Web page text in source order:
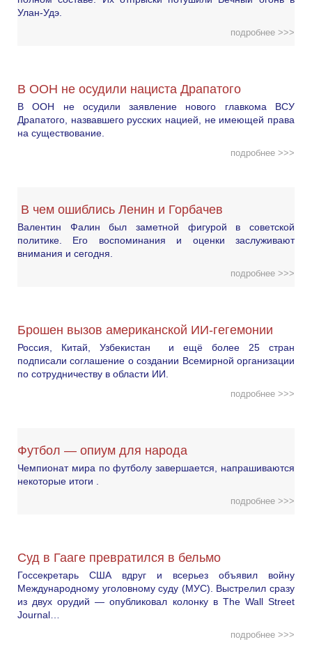
Улан-Удэ.
подробнее >>>
В ООН не осудили нациста Драпатого
В ООН не осудили заявление нового главкома ВСУ
Драпатого, назвавшего русских нацией, не имеющей права
на существование.
подробнее >>>
В чем ошиблись Ленин и Горбачев
Валентин Фалин был заметной фигурой в советской
политике. Его воспоминания и оценки заслуживают
внимания и сегодня.
подробнее >>>
Брошен вызов американской ИИ-гегемонии
Россия, Китай, Узбекистан и ещё более 25 стран
подписали соглашение о создании Всемирной организации
по сотрудничеству в области ИИ.
подробнее >>>
Футбол — опиум для народа
Чемпионат мира по футболу завершается, напрашиваются
некоторые итоги .
подробнее >>>
Суд в Гааге превратился в бельмо
Госсекретарь США вдруг и всерьез объявил войну
Международному уголовному суду (МУС). Выстрелил сразу
из двух орудий — опубликовал колонку в The Wall Street
Journal…
подробнее >>>